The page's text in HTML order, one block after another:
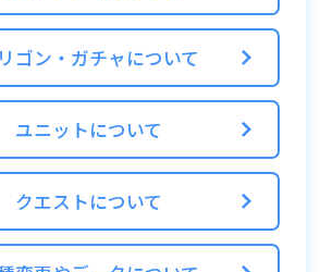
テクトの解除
ル、時限式ダメージパネル、ダ
を通常パネルに変換する
の場合、ホストのポリゴンが
ティニューをすることができ
ーをすることができないクエ
ゴン・ガチャについて
ユニットについて
クエストについて